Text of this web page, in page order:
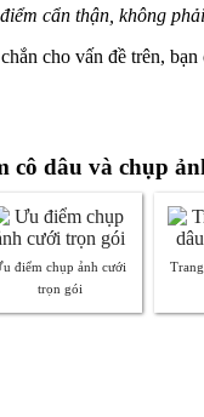
cẩn thận, không
cho vấn đề trên,
cô dâu và chụp
điểm chụp ảnh cưới
trọn gói